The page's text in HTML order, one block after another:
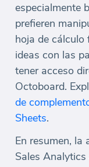
especialmente
prefieren
hoja de
ideas con las
tener acceso
Octoboard.
de
Sheets.
En resumen, la
Sales